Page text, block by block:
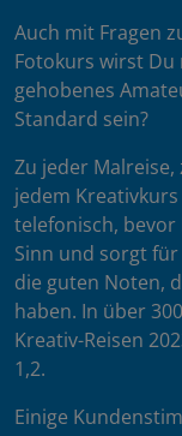
Auch mit Fragen
Fotokurs wirst Du
gehobenes
Standard sein?
Zu jeder
jedem
telefonisch,
Sinn und sorgt
die guten Noten,
haben. In über
Kreativ-Reisen
1,2.
Einige